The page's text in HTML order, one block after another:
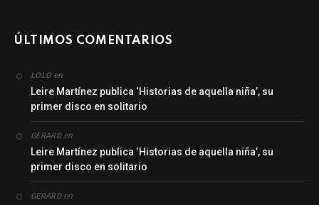
ÚLTIMOS COMENTARIOS
LOLO en
Leire Martínez publica ‘Historias de aquella niña’, su
primer disco en solitario
GERARDen
Leire Martínez publica ‘Historias de aquella niña’, su
primer disco en solitario
GERARDen